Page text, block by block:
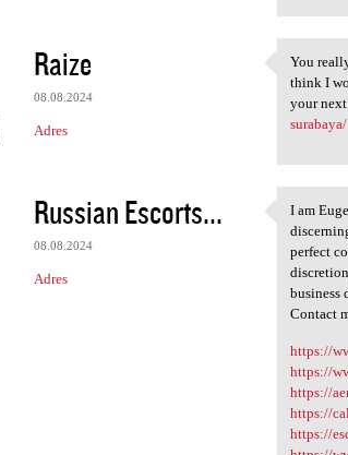
Raize
08.08.2024
Adres
You
You
think I
your
surabaya/
Russian Escorts...
08.08.2024
Adres
I am
I am
perfect
business
Contact
https://
https://
https://
https://
https://